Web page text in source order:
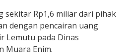
sekitar Rp1,6 miliar dari pihak
dengan pencairan uang
Lemutu pada Dinas
Muara Enim.